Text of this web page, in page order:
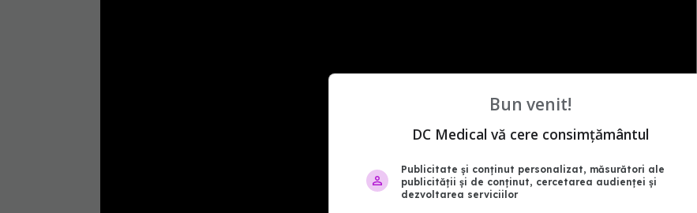
Bun venit!
DC Medical vă cere consimțământul
Publicitate și conținut personalizat, măsurători ale
publicității și de conținut, cercetarea audienței și
dezvoltarea serviciilor